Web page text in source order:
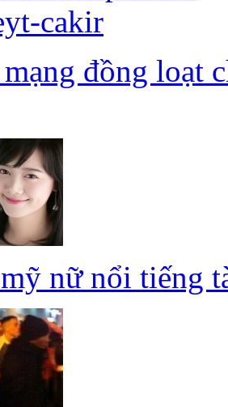
đồng loạt
nữ nổi tiếng